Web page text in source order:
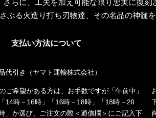
らに、工夫を加え可能な限り忠実に復刻
ぶる火造り打ち刃物達、その名品の神髄を
支払い方法について
代引き（ヤマト運輸株式会社）
ご希望がある方は、お手数ですが「午前中」
14時－16時」「16時－18時」「18時－20
」か選び、ご注文の際＜通信欄＞にご記入下